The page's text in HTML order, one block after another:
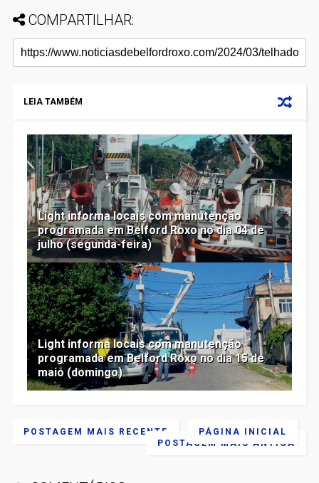
COMPARTILHAR:
LEIA TAMBÉM
Light informa locais com manutenção
programada em Belford Roxo no dia 04 de
julho (segunda-feira)
Light informa locais com manutenção
programada em Belford Roxo no dia 15 de
maio (domingo)
POSTAGEM MAIS RECENTE
POSTAGEM MAIS ANTIGA
PÁGINA INICIAL